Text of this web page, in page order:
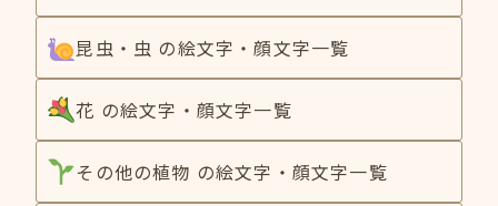
昆虫・虫 の絵文字・顔文字一覧
花 の絵文字・顔文字一覧
その他の植物 の絵文字・顔文字一覧